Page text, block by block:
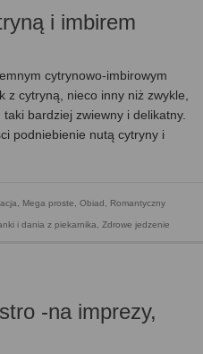
i imbirem
cytrynowo-imbirowym
cytryną, nieco inny niż zwykle,
bardziej zwiewny i delikatny.
podniebienie nutą cytryny i
, Mega proste, Obiad, Romantyczny
i dania z piekarnika, Zdrowe jedzenie
-na imprezy,